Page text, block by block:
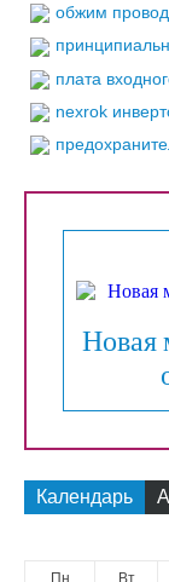
обжим
плата
nexrok
Новая
Календарь